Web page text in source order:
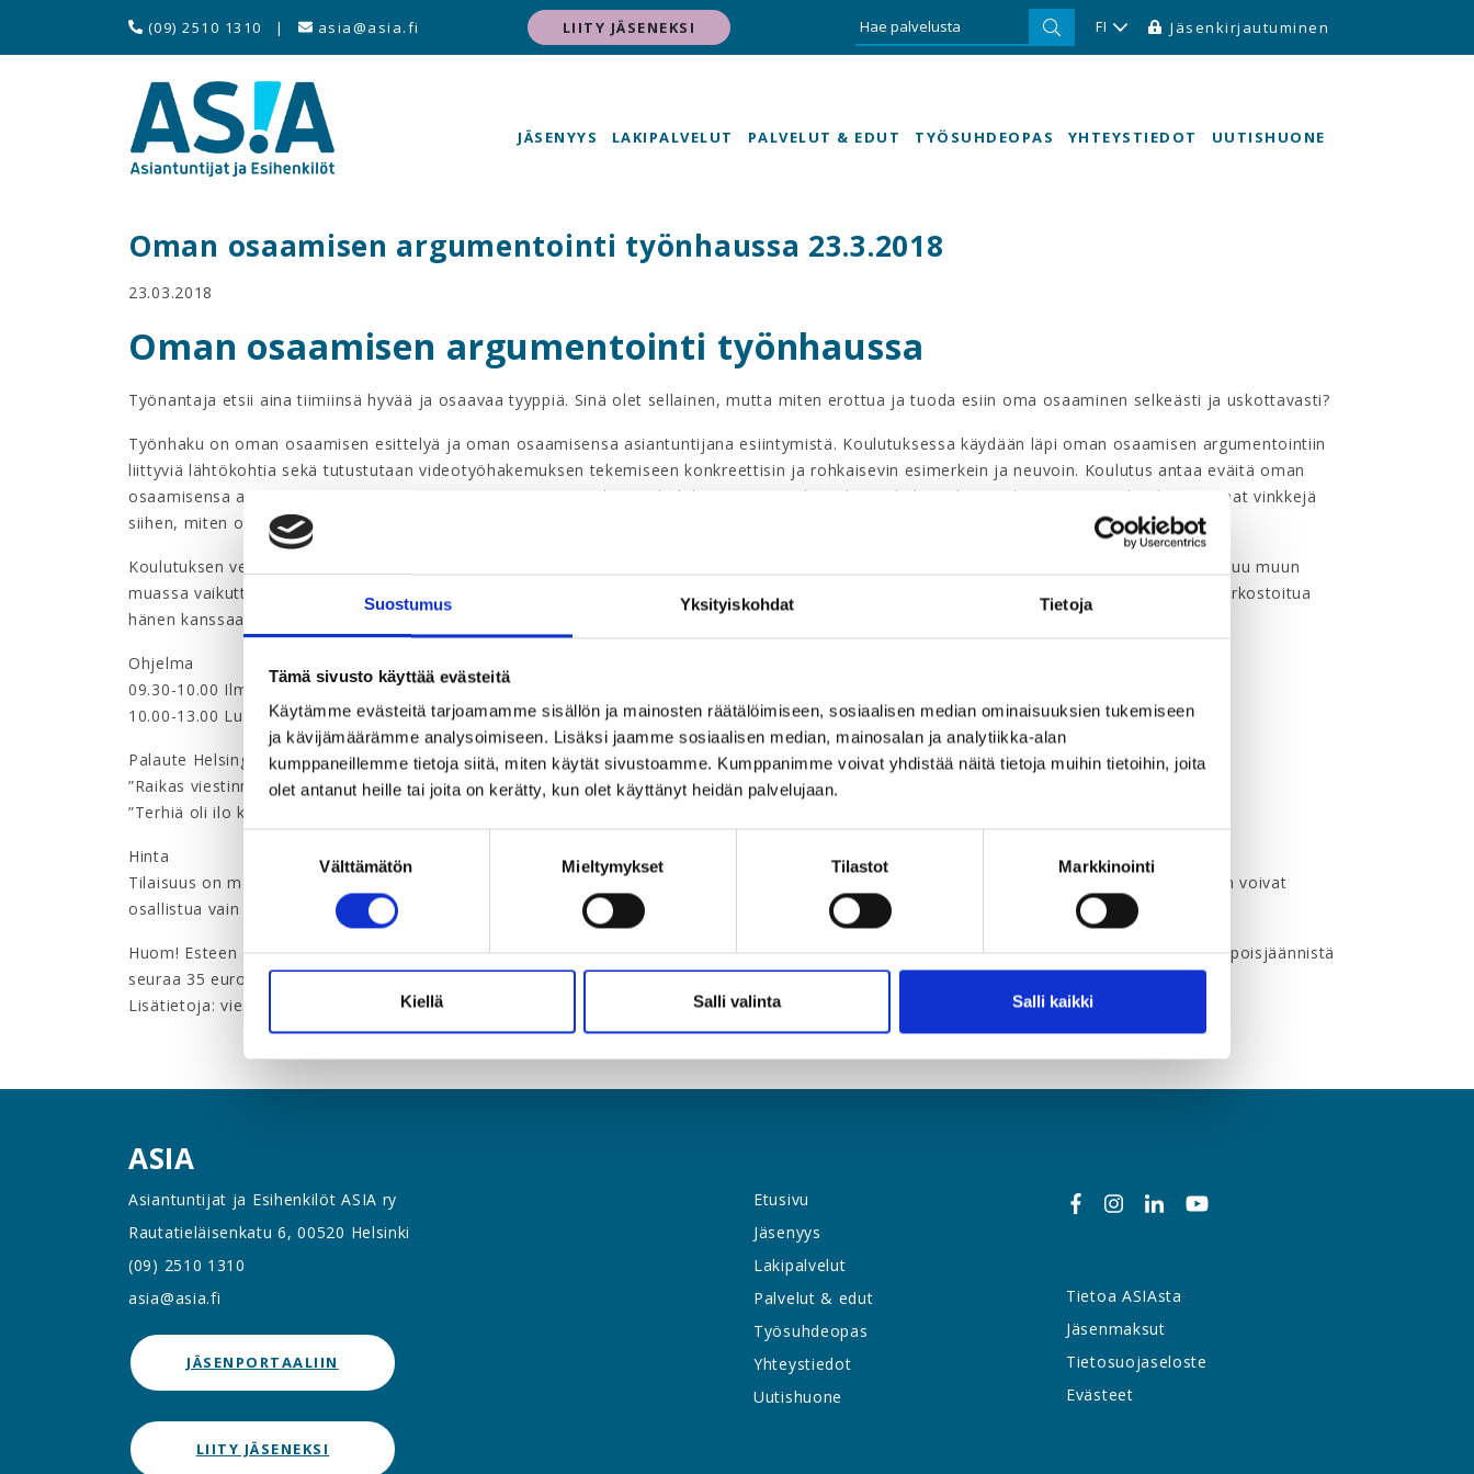
Suostumus Yksityiskohdat Tietoja
Tämä sivusto käyttää evästeitä
Käytämme evästeitä tarjoamamme sisällön ja mainosten räätälöimiseen, sosiaalisen median ominaisuuksien tukemiseen
ja kävijämäärämme analysoimiseen. Lisäksi jaamme sosiaalisen median, mainosalan ja analytiikka-alan
kumppaneillemme tietoja siitä, miten käytät sivustoamme. Kumppanimme voivat yhdistää näitä tietoja muihin tietoihin, joita
olet antanut heille tai joita on kerätty, kun olet käyttänyt heidän palvelujaan.
Välttämätön Mieltymykset Tilastot Markkinointi
Kiellä Salli valinta Salli kaikki
(09) 2510 1310 | asia@asia.fi LIITY JÄSENEKSI FI Jäsenkirjautuminen
JÄSENYYS LAKIPALVELUT PALVELUT & EDUT TYÖSUHDEOPAS YHTEYSTIEDOT UUTISHUONE
Oman osaamisen argumentointi työnhaussa 23.3.2018
23.03.2018
Oman osaamisen argumentointi työnhaussa
Työnantaja etsii aina tiimiinsä hyvää ja osaavaa tyyppiä. Sinä olet sellainen, mutta miten erottua ja tuoda esiin oma osaaminen selkeästi ja uskottavasti?
Työnhaku on oman osaamisen esittelyä ja oman osaamisensa asiantuntijana esiintymistä. Koulutuksessa käydään läpi oman osaamisen argumentointiin
liittyviä lähtökohtia sekä tutustutaan videotyöhakemuksen tekemiseen konkreettisin ja rohkaisevin esimerkein ja neuvoin. Koulutus antaa eväitä oman
osaamisensa asiantuntijana esiintymiseen, osaamisen esittelyyn ja kohdistamiseen sekä videotyöhakemuksen tekemiseen. Koulutuksessa saat vinkkejä
siihen, miten osoitat ja vakuutat työnantajalle olevasi "juuri se hyvä tyyppi".
Koulutuksen vetäjä Terhi Meriläinen puhevalmentaja ja viestinnän kouluttaja. Hänen erikoisosaamisalueisiinsa ja koulutusrepertuaarinsa kuuluu muun
muassa vaikuttava viestintä, suostuttelu, puheella vaikuttaminen sekä argumentaatio- ja väittelytaidot. Voit tutustua Terhiin lisää
ja verkostoitua
hänen kanssaan
Ohjelma
09.30-10.00 Ilmoittautuminen ja aamukahvit
10.00-13.00 Luento ja konkreettisia harjoituksia
Palaute Helsingissä pidetystä vastaavasta koulutuksesta:
”Raikas viestinnän ammattilainen, joka osasi antaa neuvoja eloisasti ja innostavasti.”
”Terhiä oli ilo kuunnella, esitti asiat hauskasti ja käytännön esimerkit olivat tosi hyödyllisiä!”
Hinta
Tilaisuus on maksuton. YTY järjestää tilaisuuden yhteistyössä Luonnon-, ympäristö- ja metsätieteilijöiden liitto Loimun kanssa ja tilaisuuteen voivat
osallistua vain em. liittojen jäsenet. Emme korvaa matka- tai pysäköintikuluja.
Huom! Esteen sattuessa tulee ilmoittautuminen perua joko vahvistusviestissä olevan linkin kautta tai YTYn toimistoon. Peruuttamattomasta poisjäännistä
seuraa 35 euron lasku.
Lisätietoja: viestintä- ja ura-asiantuntija Leena Vänni 09-2510 1335, leena.vanni@yty.fi
ASIA
Asiantuntijat ja Esihenkilöt ASIA ry
Rautatieläisenkatu 6, 00520 Helsinki
(09) 2510 1310
asia@asia.fi
JÄSENPORTAALIIN
LIITY JÄSENEKSI
Etusivu
Jäsenyys
Lakipalvelut
Palvelut & edut
Työsuhdeopas
Yhteystiedot
Uutishuone
Tietoa ASIAsta
Jäsenmaksut
Tietosuojaseloste
Evästeet